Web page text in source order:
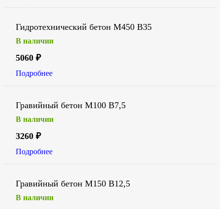
Гидротехнический бетон М450 В35
В наличии
5060 ₽
Подробнее
Гравийный бетон М100 В7,5
В наличии
3260 ₽
Подробнее
Гравийный бетон М150 В12,5
В наличии